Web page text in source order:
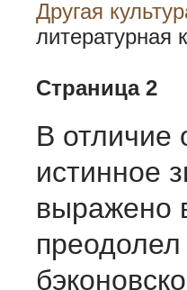
Другая
литературная
Страница 2
В отличие
истинное
выражено
преодолел